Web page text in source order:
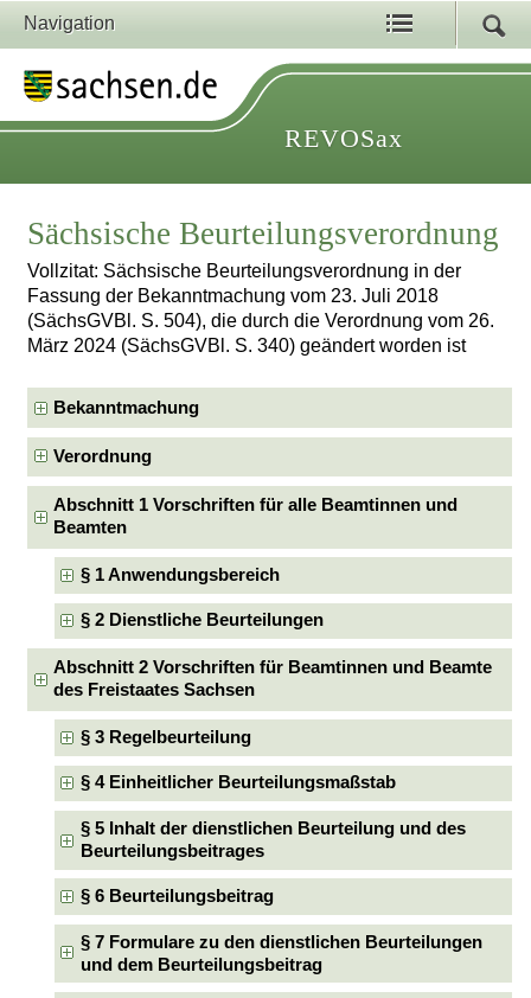
Navigation
REVOSax
Sächsische Beurteilungsverordnung
Vollzitat: Sächsische Beurteilungsverordnung in der
Fassung der Bekanntmachung vom 23. Juli 2018
(SächsGVBl. S. 504), die durch die Verordnung vom 26.
März 2024 (SächsGVBl. S. 340) geändert worden ist
Bekanntmachung
Verordnung
Abschnitt 1 Vorschriften für alle Beamtinnen und
Beamten
§ 1 Anwendungsbereich
§ 2 Dienstliche Beurteilungen
Abschnitt 2 Vorschriften für Beamtinnen und Beamte
des Freistaates Sachsen
§ 3 Regelbeurteilung
§ 4 Einheitlicher Beurteilungsmaßstab
§ 5 Inhalt der dienstlichen Beurteilung und des
Beurteilungsbeitrages
§ 6 Beurteilungsbeitrag
§ 7 Formulare zu den dienstlichen Beurteilungen
und dem Beurteilungsbeitrag